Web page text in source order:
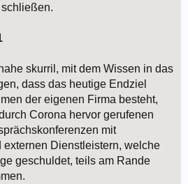
skurril, mit dem Wissen in das
dass das heutige Endziel
der eigenen Firma besteht,
Corona hervor gerufenen
mit
externen Dienstleistern, welche
geschuldet, teils am Rande